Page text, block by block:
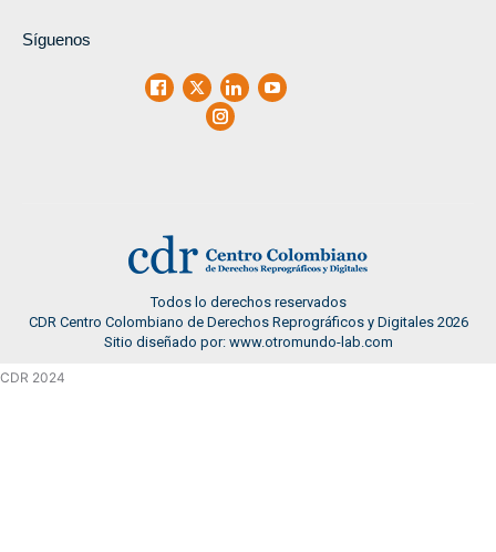
Síguenos
Facebook
X LinkedInYoutube
Instagram
Todos lo derechos reservados
CDR Centro Colombiano de Derechos Reprográficos y Digitales 2026
Sitio diseñado por: www.otromundo-lab.com
CDR 2024